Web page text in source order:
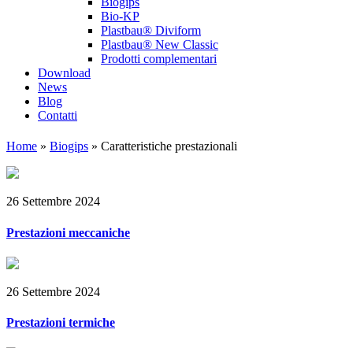
Bio-KP
Plastbau® Diviform
Plastbau® New Classic
Prodotti complementari
Download
News
Blog
Contatti
Home » Biogips » Caratteristiche prestazionali
26 Settembre 2024
Prestazioni meccaniche
26 Settembre 2024
Prestazioni termiche